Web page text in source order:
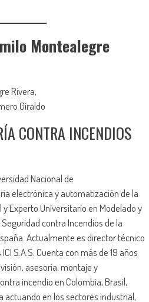
Montealegre
Giraldo
CONTRA INCENDIOS
Nacional de
electrónica y automatización de la
Experto Universitario en Modelado y
contra Incendios de la
Actualmente es director técnico
S.A.S. Cuenta con más de 19 años
asesoría, montaje y
incendio en Colombia, Brasil,
actuando en los sectores industrial,